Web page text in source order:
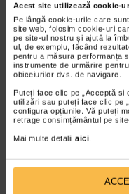
Acest site utilizează cookie-
Pe lângă cookie-urile care
site web, folosim cookie-uri
pe site-ul nostru și ajută la
ul, de exemplu, făcând
pentru a măsura performanța
instrumente de urmărire
obiceiurilor dvs. de navigare.
Puteți face clic pe „Acceptă si
utilizări sau puteți face clic pe
configura opțiunile. Vă puteți
retrage consimțământul pe
Mai multe detalii aici.
Fa-ti card Catena
mici